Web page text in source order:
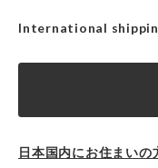
International
日本国内にお住まいの